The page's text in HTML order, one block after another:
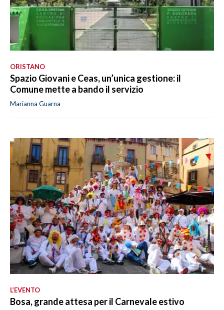
ORISTANO
Spazio Giovani e Ceas, un’unica gestione: il
Comune mette a bando il servizio
Marianna Guarna
L’EVENTO
Bosa, grande attesa per il Carnevale estivo